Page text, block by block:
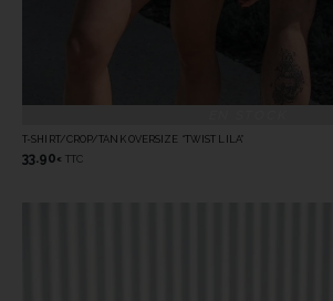
T-SHIRT/CROP/TANK OVERSIZE “TWIST LILA”
33.90 € TTC